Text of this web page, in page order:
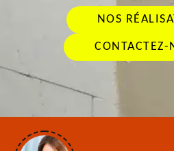
NOS
CONTACTEZ-